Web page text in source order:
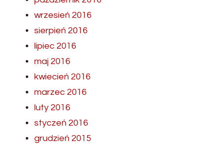
wrzesień 2016
sierpień 2016
lipiec 2016
maj 2016
kwiecień 2016
marzec 2016
luty 2016
styczeń 2016
grudzień 2015